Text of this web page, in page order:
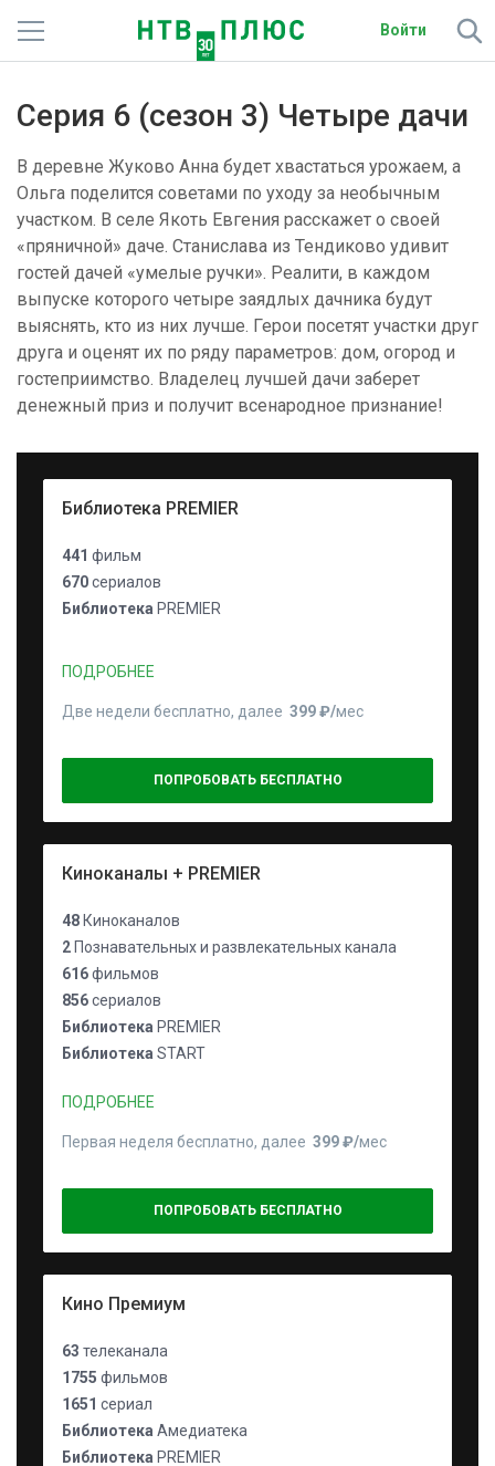
Войти
Фильмы и сериалы
Спорт
Подписки
Радио
Спутниковым абонентам
О сайте
Активировать промокод
Серия 6 (сезон 3) Четыре дачи
В деревне Жуково Анна будет хвастаться урожаем, а
Ольга поделится советами по уходу за необычным
участком. В селе Якоть Евгения расскажет о своей
«пряничной» даче. Станислава из Тендиково удивит
гостей дачей «умелые ручки». Реалити, в каждом
выпуске которого четыре заядлых дачника будут
выяснять, кто из них лучше. Герои посетят участки друг
друга и оценят их по ряду параметров: дом, огород и
гостеприимство. Владелец лучшей дачи заберет
денежный приз и получит всенародное признание!
Библиотека PREMIER
441 фильм
670сериалов
Библиотека PREMIER
ПОДРОБНЕЕ
Две недели бесплатно, далее 399 ₽⁠/⁠мес
ПОПРОБОВАТЬ БЕСПЛАТНО
Киноканалы + PREMIER
48 Киноканалов
2 Познавательных и развлекательных канала
616фильмов
856сериалов
Библиотека PREMIER
Библиотека START
ПОДРОБНЕЕ
Первая неделя бесплатно, далее 399 ₽⁠/⁠мес
ПОПРОБОВАТЬ БЕСПЛАТНО
Кино Премиум
63 телеканала
1755 фильмов
1651 сериал
Библиотека Амедиатека
Библиотека PREMIER